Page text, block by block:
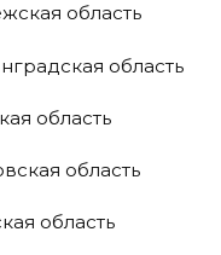
область
область
область
область
область